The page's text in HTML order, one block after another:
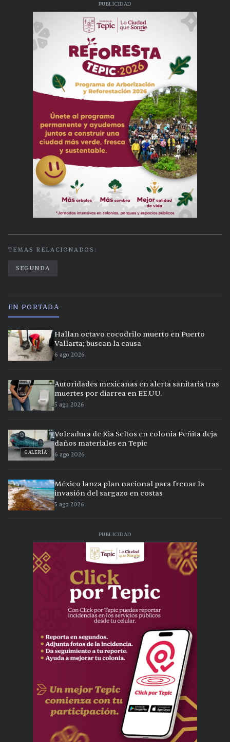
PUBLICIDAD
TEMAS RELACIONADOS:
SEGUNDA
EN PORTADA
Hallan octavo cocodrilo muerto en Puerto
Vallarta; buscan la causa
6 ago 2026
Autoridades mexicanas en alerta sanitaria tras
muertes por diarrea en EE.UU.
5 ago 2026
GALERÍA
Volcadura de Kia Seltos en colonia Peñita deja
daños materiales en Tepic
6 ago 2026
México lanza plan nacional para frenar la
invasión del sargazo en costas
5 ago 2026
PUBLICIDAD